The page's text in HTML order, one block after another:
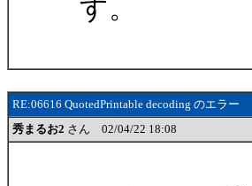
す。
RE:06616 QuotedPrintable decoding のエラー
秀まるお2 さん 02/04/22 18:08